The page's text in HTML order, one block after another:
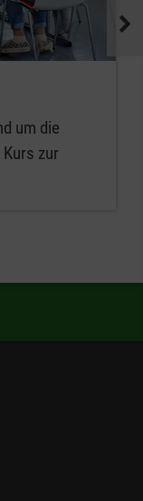
um die
zur